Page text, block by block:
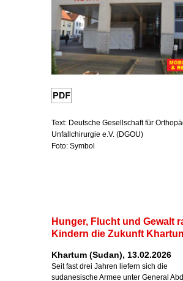
Text: Deutsche Gesellschaft für
Unfallchirurgie e.V. (DGOU)
Foto: Symbol
Hunger, Flucht und Gewalt
Kindern die Zukunft
Khartum (Sudan), 13.02.2026
Seit fast drei Jahren liefern sich die
sudanesische Armee unter General